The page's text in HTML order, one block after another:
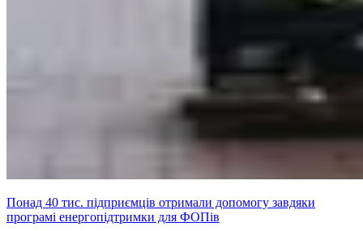
Понад 40 тис. підприємців отримали допомогу завдяки
програмі енергопідтримки для ФОПів